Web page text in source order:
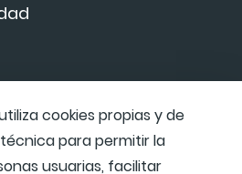
cookies propias y de
para permitir la
usuarias, facilitar